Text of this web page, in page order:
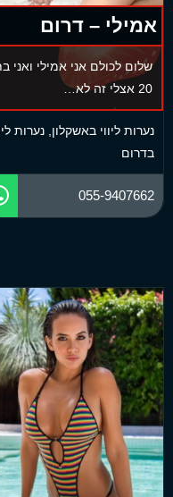
אמילי – דרום
שלום לכולם אני אמילי ואני
20 אצלי זה לא…
נערות ליווי באשקלון נערות
בדרום
055-9407662